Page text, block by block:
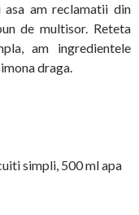
asa am reclamatii din
de multisor. Reteta
am ingredientele
draga.
simpli, 500 ml apa
nuca de cocos